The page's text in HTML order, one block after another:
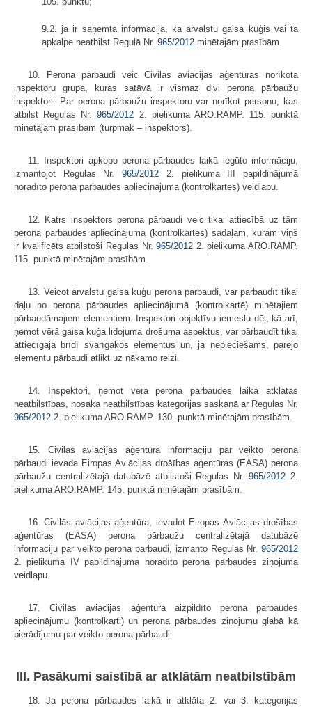
9.2. ja ir saņemta informācija, ka ārvalstu gaisa kuģis vai tā
apkalpe neatbilst Regulā Nr. 965/2012 minētajām prasībām.
10. Perona pārbaudi veic Civilās aviācijas aģentūras norīkota
inspektoru grupa, kuras satāvā ir vismaz divi perona pārbaužu
inspektori. Par perona pārbaužu inspektoru var norīkot personu, kas
atbilst Regulas Nr.965/2012 2. pielikuma ARO.RAMP. 115. punktā
minētajām prasībām (turpmāk – inspektors).
11. Inspektori apkopo perona pārbaudes laikā iegūto informāciju,
izmantojot Regulas Nr.965/2012 2. pielikuma III papildinājumā
norādīto perona pārbaudes apliecinājuma (kontrolkartes) veidlapu.
12. Katrs inspektors perona pārbaudi veic tikai attiecībā uz tām
perona pārbaudes apliecinājuma (kontrolkartes) sadaļām, kurām viņš
ir kvalificēts atbilstoši Regulas Nr.965/2012 2. pielikuma ARO.RAMP.
115. punktā minētajām prasībām.
13. Veicot ārvalstu gaisa kuģu perona pārbaudi, var pārbaudīt tikai
daļu no perona pārbaudes apliecinājumā (kontrolkartē) minētajiem
pārbaudāmajiem elementiem. Inspektori objektīvu iemeslu dēļ, kā arī,
ņemot vērā gaisa kuģa lidojuma drošuma aspektus, var pārbaudīt tikai
attiecīgajā brīdī svarīgākos elementus un, ja nepieciešams, pārējo
elementu pārbaudi atlikt uz nākamo reizi.
14. Inspektori, ņemot vērā perona pārbaudes laikā atklātās
neatbilstības, nosaka neatbilstības kategorijas saskaņā ar Regulas Nr.
965/2012 2. pielikuma ARO.RAMP. 130. punktā minētajām prasībām.
15. Civilās aviācijas aģentūra informāciju par veikto perona
pārbaudi ievada Eiropas Aviācijas drošības aģentūras (EASA) perona
pārbaužu centralizētajā datubāzē atbilstoši Regulas Nr.965/2012 2.
pielikuma ARO.RAMP. 145. punktā minētajām prasībām.
16. Civilās aviācijas aģentūra, ievadot Eiropas Aviācijas drošības
aģentūras (EASA) perona pārbaužu centralizētajā datubāzē
informāciju par veikto perona pārbaudi, izmanto Regulas Nr. 965/2012
2. pielikuma IV papildinājumā norādīto perona pārbaudes ziņojuma
veidlapu.
17. Civilās aviācijas aģentūra aizpildīto perona pārbaudes
apliecinājumu (kontrolkarti) un perona pārbaudes ziņojumu glabā kā
pierādījumu par veikto perona pārbaudi.
III. Pasākumi saistībā ar atklātām neatbilstībām
18. Ja perona pārbaudes laikā ir atklāta 2. vai 3. kategorijas